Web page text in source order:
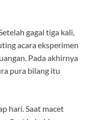
gagal tiga kali,
acara eksperimen
Pada akhirnya
pura bilang itu
hari. Saat macet